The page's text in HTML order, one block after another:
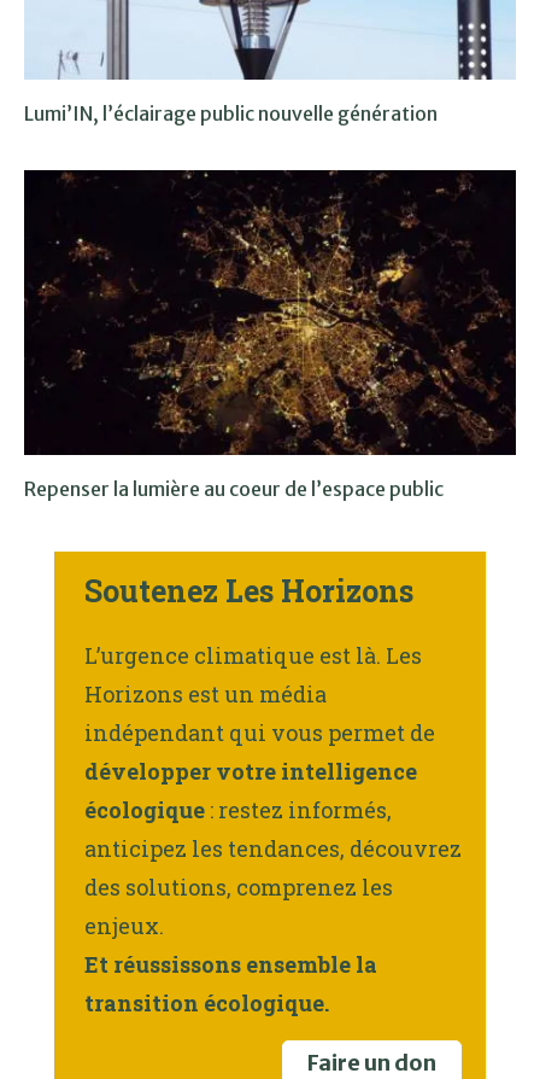
Lumi’IN, l’éclairage public nouvelle génération
Repenser la lumière au coeur de l’espace public
Soutenez Les Horizons
L’urgence climatique est là. Les
Horizons est un média
indépendant qui vous permet de
développer votre intelligence
écologique : restez informés,
anticipez les tendances, découvrez
des solutions, comprenez les
enjeux.
Et réussissons ensemble la
transition écologique.
Faire un don